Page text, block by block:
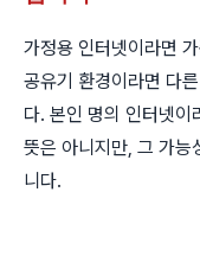
가정용 인터넷이라면
공유기 환경이라면 다
다. 본인 명의 인터넷이
뜻은 아니지만, 그 가능
니다.